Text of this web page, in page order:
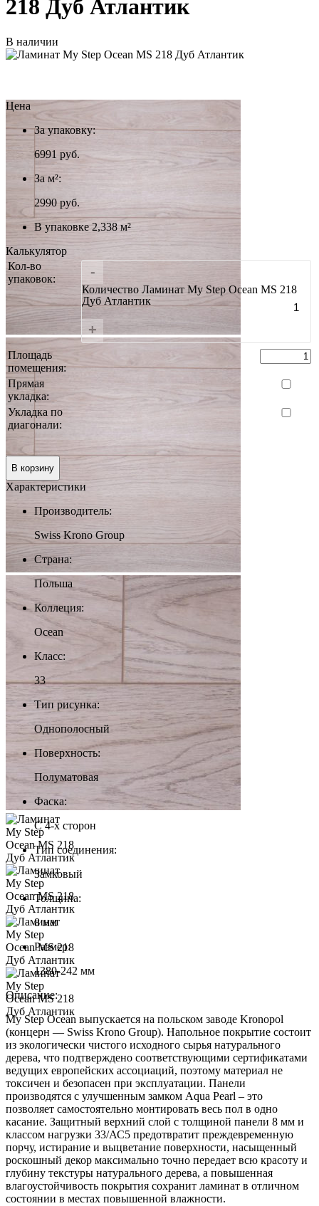
218 Дуб Атлантик
В наличии
Цена
За упаковку:
6991 руб.
За м²:
2990 руб.
В упаковке 2,338 м²
Калькулятор
Кол-во
упаковок:
-
Количество Ламинат My Step Ocean MS 218
Дуб Атлантик
+
Площадь
помещения:
Прямая
укладка:
Укладка по
диагонали:
0 руб.
В корзину
Характеристики
Производитель:
Swiss Krono Group
Страна:
Польша
Коллеция:
Ocean
Класс:
33
Тип рисунка:
Однополосный
Поверхность:
Полуматовая
Фаска:
С 4-x сторон
Тип соединения:
Замковый
Толщина:
8 мм
Размер:
1380-242 мм
Описание:
My Step Ocean выпускается на польском заводе Kronopol
(концерн — Swiss Krono Group). Напольное покрытие состоит
из экологически чистого исходного сырья натурального
дерева, что подтверждено соответствующими сертификатами
ведущих европейских ассоциаций, поэтому материал не
токсичен и безопасен при эксплуатации. Панели
производятся с улучшенным замком Aqua Pearl – это
позволяет самостоятельно монтировать весь пол в одно
касание. Защитный верхний слой с толщиной панели 8 мм и
классом нагрузки 33/АС5 предотвратит преждевременную
порчу, истирание и выцветание поверхности, насыщенный
роскошный декор максимально точно передает всю красоту и
глубину текстуры натурального дерева, а повышенная
влагоустойчивость покрытия сохранит ламинат в отличном
состоянии в местах повышенной влажности.